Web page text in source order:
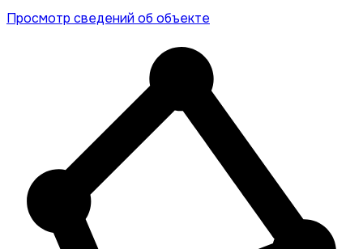
Просмотр сведений об объекте